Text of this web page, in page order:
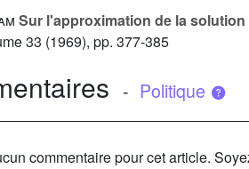
Sur l'approximation de la
33 (1969), pp. 377-385
- Politique
commentaire pour cet article.